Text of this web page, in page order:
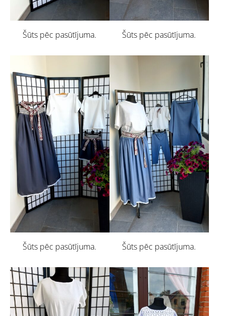
Šūts pēc pasūtījuma. Šūts pēc pasūtījuma.
Šūts pēc pasūtījuma. Šūts pēc pasūtījuma.